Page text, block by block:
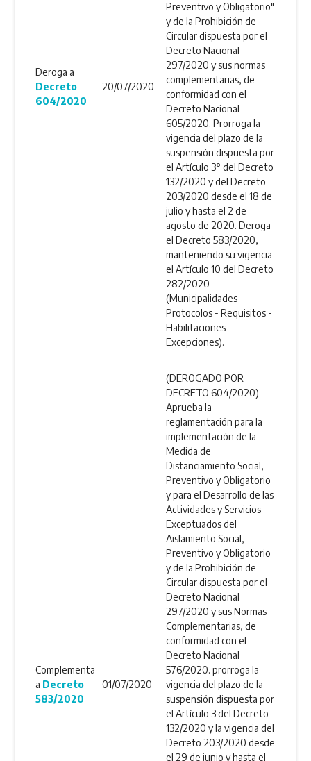
Deroga a
Decreto
604/2020
20/07/2020
Preventivo y Obligatorio"
y de la Prohibición de
Circular dispuesta por el
Decreto Nacional
297/2020 y sus normas
complementarias, de
conformidad con el
Decreto Nacional
605/2020. Prorroga la
vigencia del plazo de la
suspensión dispuesta por
el Artículo 3° del Decreto
132/2020 y del Decreto
203/2020 desde el 18 de
julio y hasta el 2 de
agosto de 2020. Deroga
el Decreto 583/2020,
manteniendo su vigencia
el Artículo 10 del Decreto
282/2020
(Municipalidades -
Protocolos - Requisitos -
Habilitaciones -
Excepciones).
Complementa
a Decreto
583/2020
01/07/2020
(DEROGADO POR
DECRETO 604/2020)
Aprueba la
reglamentación para la
implementación de la
Medida de
Distanciamiento Social,
Preventivo y Obligatorio
y para el Desarrollo de las
Actividades y Servicios
Exceptuados del
Aislamiento Social,
Preventivo y Obligatorio
y de la Prohibición de
Circular dispuesta por el
Decreto Nacional
297/2020 y sus Normas
Complementarias, de
conformidad con el
Decreto Nacional
576/2020. prorroga la
vigencia del plazo de la
suspensión dispuesta por
el Artículo 3 del Decreto
132/2020 y la vigencia del
Decreto 203/2020 desde
el 29 de junio y hasta el